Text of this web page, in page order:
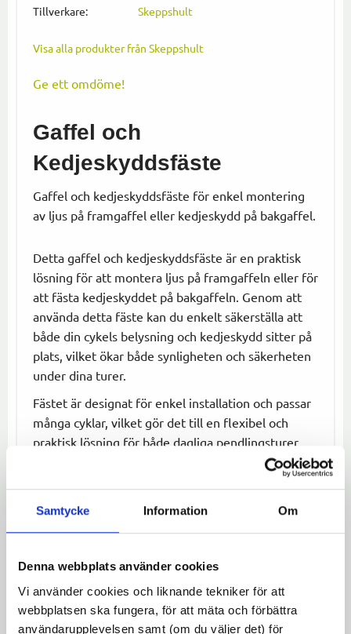
Samtycke Information Om
Denna webbplats använder cookies
Vi använder cookies och liknande tekniker för att
webbplatsen ska fungera, för att mäta och förbättra
användarupplevelsen samt (om du väljer det) för
Tillverkare
Skeppshult
Visa alla produkter från Skeppshult
Ge ett omdöme!
Gaffel och
Kedjeskyddsfäste
Gaffel och kedjeskyddsfäste för enkel montering
av ljus på framgaffel eller kedjeskydd på bakgaffel.
Detta gaffel och kedjeskyddsfäste är en praktisk
lösning för att montera ljus på framgaffeln eller för
att fästa kedjeskyddet på bakgaffeln. Genom att
använda detta fäste kan du enkelt säkerställa att
både din cykels belysning och kedjeskydd sitter på
plats, vilket ökar både synligheten och säkerheten
under dina turer.
Fästet är designat för enkel installation och passar
många cyklar, vilket gör det till en flexibel och
praktisk lösning för både dagliga pendlingsturer
Specifikationer:
Användning:
För montering av ljus på
Passform: Kompatibel med de flesta cyklar
bakgaffel